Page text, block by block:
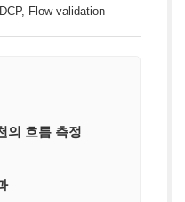
Flow validation
의 흐름 측정